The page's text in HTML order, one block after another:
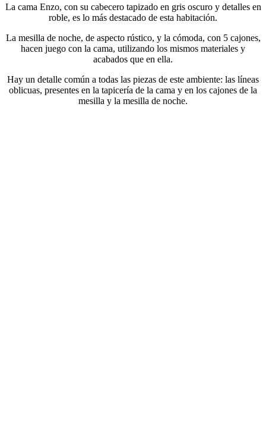
La cama Enzo, con su cabecero tapizado en gris oscuro y detalles en
roble, es lo más destacado de esta habitación.
La mesilla de noche, de aspecto rústico, y la cómoda, con 5 cajones,
hacen juego con la cama, utilizando los mismos materiales y
acabados que en ella.
Hay un detalle común a todas las piezas de este ambiente: las líneas
oblicuas, presentes en la tapicería de la cama y en los cajones de la
mesilla y la mesilla de noche.